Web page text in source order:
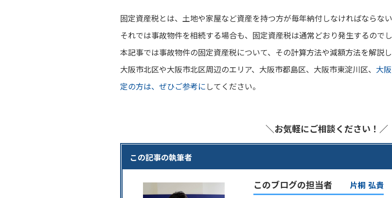
固定資産税とは、土地や家屋など資産を持つ方が毎年納付しなければならない
それでは事故物件を相続する場合も、固定資産税は通常どおり発生するのでし
本記事では事故物件の固定資産税について、その計算方法や減額方法を解説し
大阪市北区や大阪市北区周辺のエリア、大阪市都島区、大阪市東淀川区、 大
定の方は、ぜひご参考にしてください。
＼お気軽にご相談ください！／
この記事の執筆者
このブログの担当者 片桐 弘貴